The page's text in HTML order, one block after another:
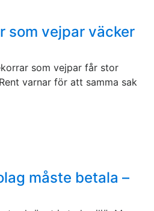
som vejpar väcker
som vejpar får stor
varnar för att samma sak
måste betala –